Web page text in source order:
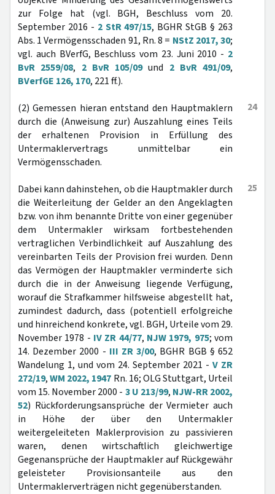
zur Folge hat (vgl. BGH, Beschluss vom 20.
September 2016 - 2 StR 497/15, BGHR StGB § 263
Abs. 1 Vermögensschaden 91, Rn. 8 = NStZ 2017, 30;
vgl. auch BVerfG, Beschluss vom 23. Juni 2010 - 2
BvR 2559/08, 2 BvR 105/09und 2 BvR 491/09,
BVerfGE 126, 170, 221 ff.).
24
(2) Gemessen hieran entstand den Hauptmaklern
durch die (Anweisung zur) Auszahlung eines Teils
der erhaltenen Provision in Erfüllung des
Untermaklervertrags unmittelbar ein
Vermögensschaden.
25
Dabei kann dahinstehen, ob die Hauptmakler durch
die Weiterleitung der Gelder an den Angeklagten
bzw. von ihm benannte Dritte von einer gegenüber
dem Untermakler wirksam fortbestehenden
vertraglichen Verbindlichkeit auf Auszahlung des
vereinbarten Teils der Provision frei wurden. Denn
das Vermögen der Hauptmakler verminderte sich
durch die in der Anweisung liegende Verfügung,
worauf die Strafkammer hilfsweise abgestellt hat,
zumindest dadurch, dass (potentiell erfolgreiche
und hinreichend konkrete, vgl. BGH, Urteile vom 29.
November 1978 - IV ZR 44/77, NJW 1979, 975; vom
14. Dezember 2000 - III ZR 3/00, BGHR BGB § 652
Wandelung 1, und vom 24. September 2021 - V ZR
272/19,WM 2022, 1947 Rn. 16; OLG Stuttgart, Urteil
vom 15. November 2000 - 3 U 213/99, NJW-RR 2002,
52) Rückforderungsansprüche der Vermieter auch
in Höhe der über den Untermakler
weitergeleiteten Maklerprovision zu passivieren
waren, denen wirtschaftlich gleichwertige
Gegenansprüche der Hauptmakler auf Rückgewähr
geleisteter Provisionsanteile aus den
Untermaklerverträgen nicht gegenüberstanden.